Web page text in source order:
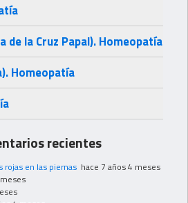
de la Cruz Papal). Homeopatía
Homeopatía
recientes
rojas en las piernas hace 7 años 4 meses